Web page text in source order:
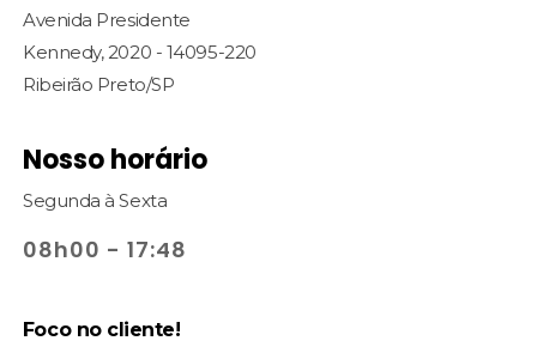
Avenida Presidente
Kennedy, 2020 - 14095-220
Ribeirão Preto/SP
Nosso horário
Segunda à Sexta
08h00 - 17:48
Foco no cliente!